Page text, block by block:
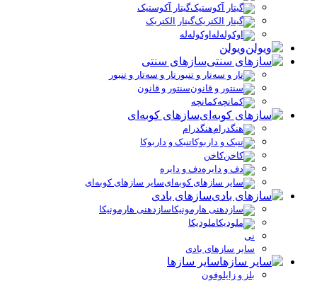
گیتار آکوستیک
گیتار الکتریک
اوکوله‌له
ویولن
سازهای سنتی
تار و سه‌تار و تنبور
سنتور و قانون
کمانچه
سازهای کوبه‌ای
هنگدرام
تنبک و داربوکا
کاخن
دف و دایره
سایر سازهای کوبه‌ای
سازهای بادی
سازدهنی هارمونیکا
ملودیکا
نی
سایر سازهای بادی
سایر سازها
بلز و زایلوفون